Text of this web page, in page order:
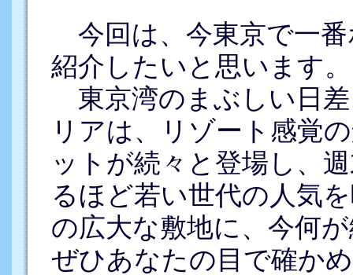
今回は、今東京で一
紹介したいと思います。
東京湾のまぶしい日
リアは、リゾート感覚
ットが続々と登場し、
るほど若い世代の人気
の広大な敷地に、今何
ぜひあなたの目で確か